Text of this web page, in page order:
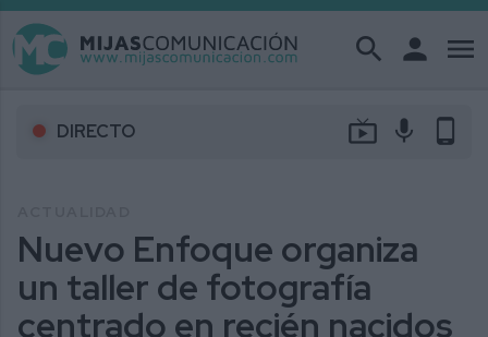
search person menu
DIRECTO live_tv mic phone_android
Nuevo Enfoque organiza
un taller de fotografía
centrado en recién nacidos